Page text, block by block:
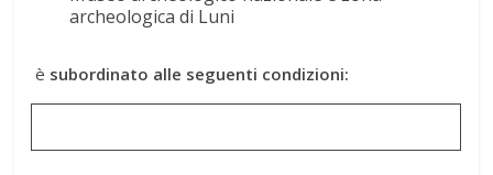
archeologica di Luni
è subordinato alle seguenti condizioni: